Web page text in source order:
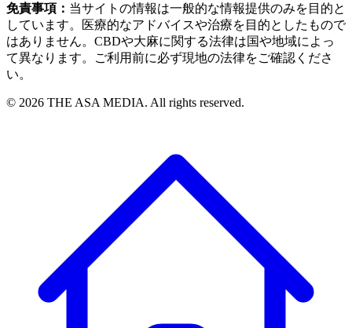
免責事項： 当サイトの情報は一般的な情報提供のみを目的と
しています。医療的なアドバイスや治療を目的としたもので
はありません。CBDや大麻に関する法律は国や地域によっ
て異なります。ご利用前に必ず現地の法律をご確認くださ
い。
© 2026 THE ASA MEDIA. All rights reserved.